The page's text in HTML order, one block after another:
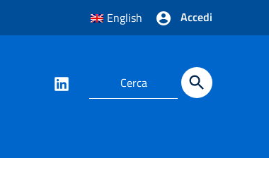
English Accedi